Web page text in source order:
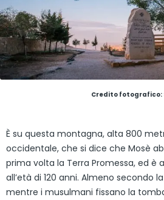
Credito fotografico:
È su questa montagna, alta 800
occidentale, che si dice che Mosè
prima volta la Terra Promessa, ed è
all’età di 120 anni. Almeno secondo
mentre i musulmani fissano la